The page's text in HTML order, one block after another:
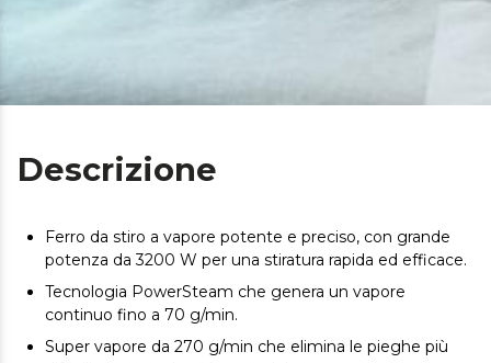
Descrizione
Ferro da stiro a vapore potente e preciso, con grande
potenza da 3200 W per una stiratura rapida ed efficace.
Tecnologia PowerSteam che genera un vapore
continuo fino a 70 g/min.
Super vapore da 270 g/min che elimina le pieghe più